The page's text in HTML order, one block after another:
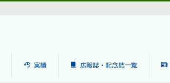
実績 広報誌・記念誌一覧